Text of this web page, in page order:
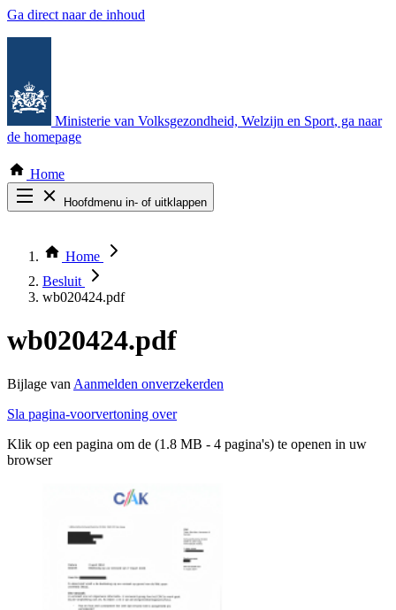
Ga direct naar de inhoud
Ministerie van Volksgezondheid, Welzijn en Sport, ga naar
de homepage
Home
Hoofdmenu in- of uitklappen
Thema COVID-19
Bekijk per bestuursorgaan
Home
Besluit
wb020424.pdf
wb020424.pdf
Bijlage van Aanmelden onverzekerden
Sla pagina-voorvertoning over
Klik op een pagina om de (1.8 MB - 4 pagina's) te openen in uw
browser